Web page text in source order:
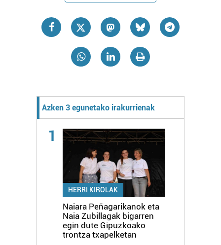
Azken 3 egunetako irakurrienak
1
HERRI KIROLAK
Naiara Peñagarikanok eta
Naia Zubillagak bigarren
egin dute Gipuzkoako
trontza txapelketan